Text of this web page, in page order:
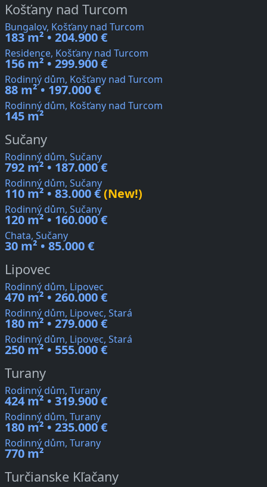
Košťany nad Turcom
Bungalov, Košťany nad Turcom
183 m² • 204.900 €
Residence, Košťany nad Turcom
156 m² • 299.900 €
Rodinný dům, Košťany nad Turcom
88 m² • 197.000 €
Rodinný dům, Košťany nad Turcom
145 m²
Sučany
Rodinný dům, Sučany
792 m² • 187.000 €
Rodinný dům, Sučany
110 m² • 83.000 €(New!)
Rodinný dům, Sučany
120 m² • 160.000 €
Chata, Sučany
30 m² • 85.000 €
Lipovec
Rodinný dům, Lipovec
470 m² • 260.000 €
Rodinný dům, Lipovec, Stará
180 m² • 279.000 €
Rodinný dům, Lipovec, Stará
250 m² • 555.000 €
Turany
Rodinný dům, Turany
424 m² • 319.900 €
Rodinný dům, Turany
180 m² • 235.000 €
Rodinný dům, Turany
770 m²
Turčianske Kľačany